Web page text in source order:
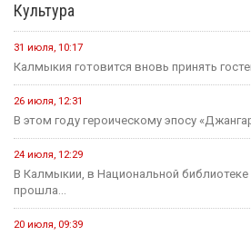
Культура
31 июля, 10:17
Калмыкия готовится вновь принять
26 июля, 12:31
В этом году героическому эпосу
24 июля, 12:29
В Калмыкии, в Национальной
прошла...
20 июля, 09:39